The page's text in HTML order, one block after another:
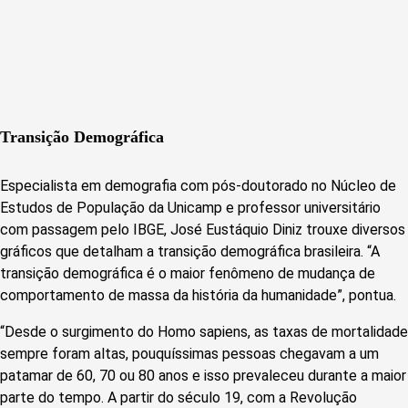
Transição Demográfica
Especialista em demografia com pós-doutorado no Núcleo de
Estudos de População da Unicamp e professor universitário
com passagem pelo IBGE, José Eustáquio Diniz trouxe diversos
gráficos que detalham a transição demográfica brasileira. “A
transição demográfica é o maior fenômeno de mudança de
comportamento de massa da história da humanidade”, pontua.
“Desde o surgimento do Homo sapiens, as taxas de mortalidade
sempre foram altas, pouquíssimas pessoas chegavam a um
patamar de 60, 70 ou 80 anos e isso prevaleceu durante a maior
parte do tempo. A partir do século 19, com a Revolução